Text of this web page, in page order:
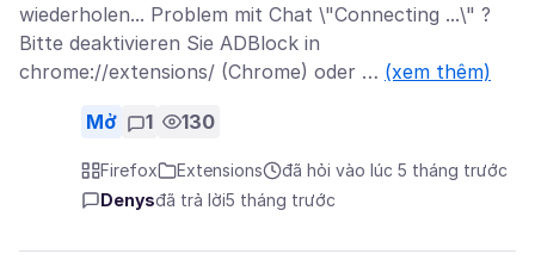
wiederholen... Problem mit Chat \"Connecting ...\" ?
Bitte deaktivieren Sie ADBlock in
chrome://extensions/ (Chrome) oder … (xem thêm)
Mở 1 130
Firefox Extensions
đã hỏi vào lúc 5 tháng trước
Denysđã trả lời5 tháng trước